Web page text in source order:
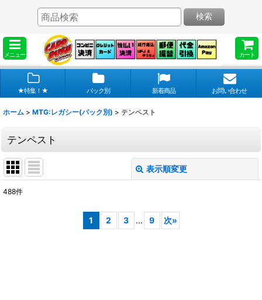
メニュー カート
検索
★特集！★ パック別 新着商品 お問い合わせ
ホーム > MTG:レガシー(パック別) > テンペスト
テンペスト
表示順変更
488件
1 2 3 ... 9 次»